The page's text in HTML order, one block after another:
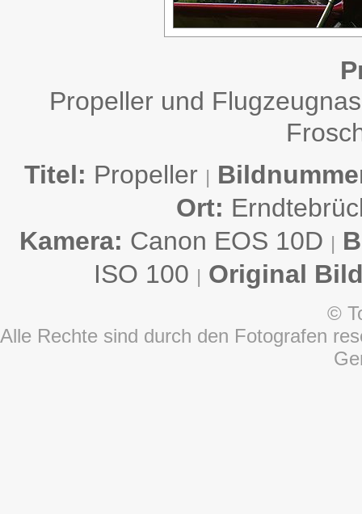
Propeller und
Titel: Propeller |
Ort:
Kamera: Canon EOS 10D |
ISO 100 | Original
©
Alle Rechte sind durch den Fotografen